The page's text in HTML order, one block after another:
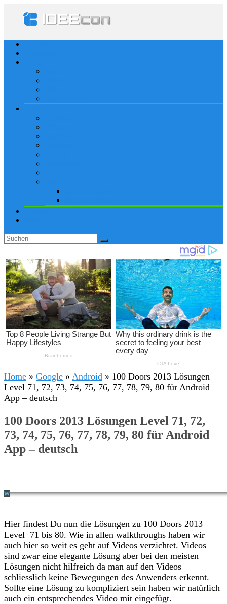
Home » Google » Android » 100 Doors 2013 Lösungen
Level 71, 72, 73, 74, 75, 76, 77, 78, 79, 80 für Android
App – deutsch
100 Doors 2013 Lösungen Level 71, 72,
73, 74, 75, 76, 77, 78, 79, 80 für Android
App – deutsch
Hier findest Du nun die Lösungen zu 100 Doors 2013
Level 71 bis 80. Wie in allen walkthroughs haben wir
auch hier so weit es geht auf Videos verzichtet. Videos
sind zwar eine elegante Lösung aber bei den meisten
Lösungen nicht hilfreich da man auf den Videos
schliesslich keine Bewegungen des Anwenders erkennt.
Sollte eine Lösung zu kompliziert sein haben wir natürlich
auch ein entsprechendes Video mit eingefügt.